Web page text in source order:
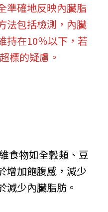
準確地反映內臟脂
法包括檢測，內臟
持在10％以下，若
標的疑慮。
食物如全穀類、豆
增加飽腹感，減少
減少內臟脂肪。